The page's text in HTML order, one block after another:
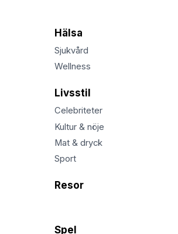
Hälsa
Sjukvård
Wellness
Livsstil
Celebriteter
Kultur & nöje
Mat & dryck
Sport
Resor
Spel